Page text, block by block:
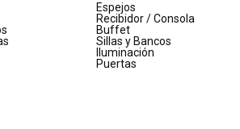
Espejos
Recibidor / Consola
Buffet
Sillas y Bancos
Iluminación
Puertas